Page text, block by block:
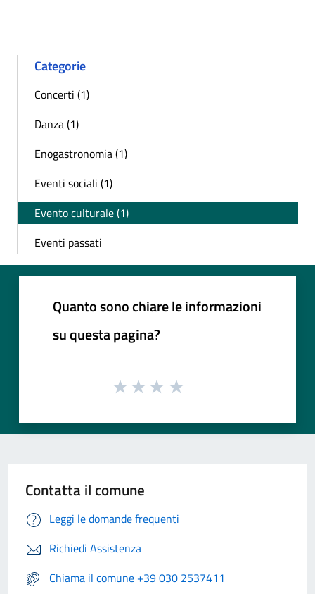
Categorie
Concerti (1)
Danza (1)
Enogastronomia (1)
Eventi sociali (1)
Evento culturale (1)
Eventi passati
Quanto sono chiare le informazioni
su questa pagina?
Contatta il comune
Leggi le domande frequenti
Richiedi Assistenza
Chiama il comune +39 030 2537411